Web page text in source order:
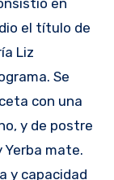
en
el título de
Liz
Se
con una
y de postre
Yerba mate.
y capacidad